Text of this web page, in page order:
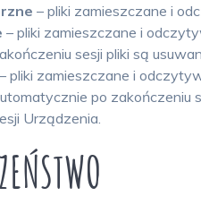
– pliki zamieszczane i
– pliki zamieszczane i
sesji pliki są
– pliki zamieszczane i
po
Urządzenia.